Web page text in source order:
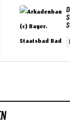
Deine E-Mail-Adresse